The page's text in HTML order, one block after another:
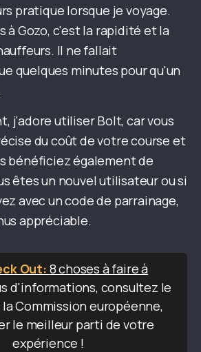
pratique lorsque je voyage.
à Gozo, c'est la rapidité et la
Il ne fallait
quelques minutes pour qu'un
j'adore utiliser Bolt, car vous
du coût de votre course et
bénéficiez également de
êtes un nouvel utilisateur ou si
avec un code de parrainage,
appréciable.
8 choses à faire à
d'informations, consultez le
Commission européenne,
le meilleur parti de votre
expérience !